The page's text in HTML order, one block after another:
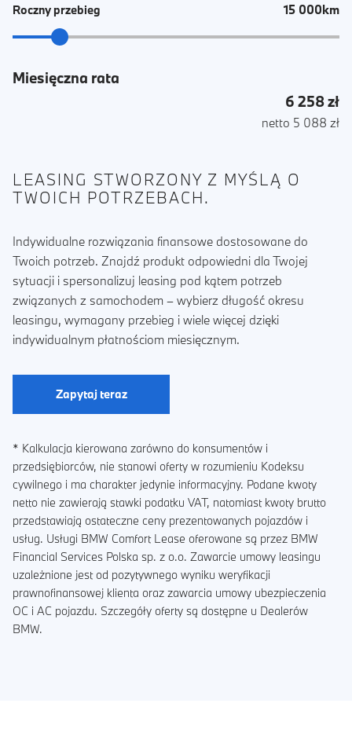
Roczny przebieg 15 000km
Miesięczna rata
6 258 zł
netto 5 088 zł
LEASING STWORZONY Z MYŚLĄ O
TWOICH POTRZEBACH.
Indywidualne rozwiązania finansowe dostosowane do
Twoich potrzeb. Znajdź produkt odpowiedni dla Twojej
sytuacji i spersonalizuj leasing pod kątem potrzeb
związanych z samochodem – wybierz długość okresu
leasingu, wymagany przebieg i wiele więcej dzięki
indywidualnym płatnościom miesięcznym.
Zapytaj teraz
* Kalkulacja kierowana zarówno do konsumentów i
przedsiębiorców, nie stanowi oferty w rozumieniu Kodeksu
cywilnego i ma charakter jedynie informacyjny. Podane kwoty
netto nie zawierają stawki podatku VAT, natomiast kwoty brutto
przedstawiają ostateczne ceny prezentowanych pojazdów i
usług. Usługi BMW Comfort Lease oferowane są przez BMW
Financial Services Polska sp. z o.o. Zawarcie umowy leasingu
uzależnione jest od pozytywnego wyniku weryfikacji
prawnofinansowej klienta oraz zawarcia umowy ubezpieczenia
OC i AC pojazdu. Szczegóły oferty są dostępne u Dealerów
BMW.